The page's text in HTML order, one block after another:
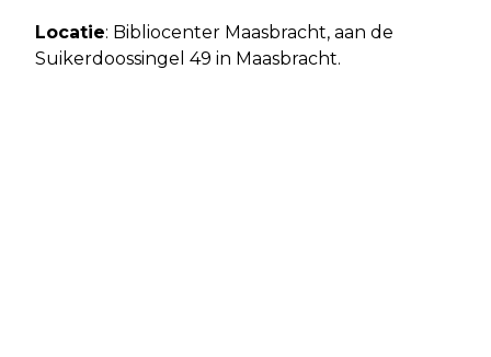
Locatie: Bibliocenter Maasbracht, aan de
Suikerdoossingel 49 in Maasbracht.